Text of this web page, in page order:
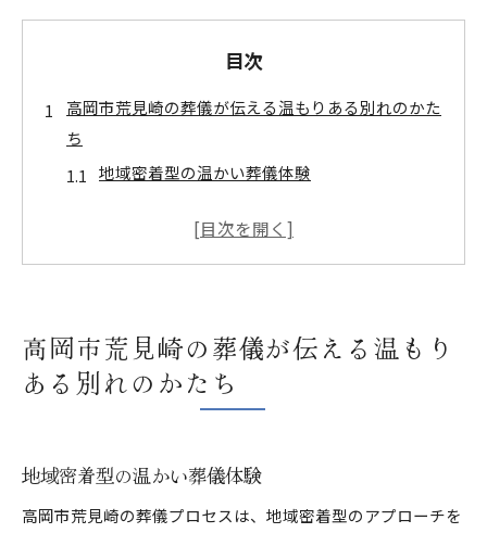
目次
高岡市荒見崎の葬儀が伝える温もりある別れのかた
ち
地域密着型の温かい葬儀体験
故人の人生を振り返る特別な時間
地域社会が支える葬儀の大切さ
地域に根ざした高岡市荒見崎の葬儀文化に触れる
地域伝統と現代的要素の調和
高岡市独自の葬儀スタイルの歴史
風習と文化が育む心温まる葬儀
高岡市荒見崎の葬儀が伝える温もり
ある別れのかたち
地域密着型の温かい葬儀体験
高岡市荒見崎の葬儀プロセスは、地域密着型のアプローチを